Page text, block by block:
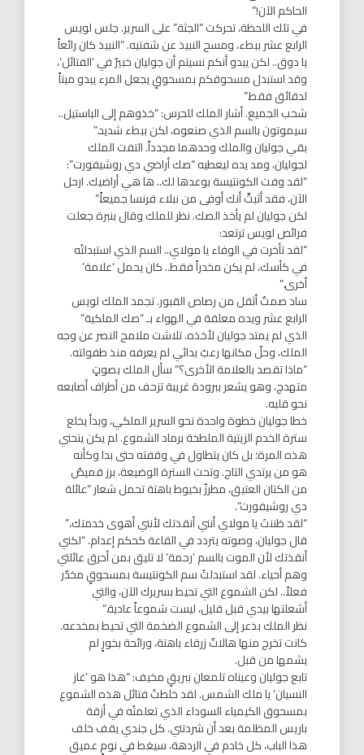
الحاكم الآن!”
في تلك اللحظة، تحركت “الجثة” على السرير. جلس لويس
الرابع عشر ببطء، ومسح النبيذ عن شفتيه. “النبيذ كان رائعاً
يا دوق.. لكن يبدو أنكم نسيتم أن جوليان خبيرٌ في ‘الفتائل’،
وقد استبدل مسحوقكم بمسحوقٍ يجعل المرء يبدو ميتاً
لدقائق فقط.”
شحب الجميع. أشار الملك للحرس: “خذوهم إلى الباستيل..
سيموتون بالسم الذي صنعوه، لكن ببطء شديد.”
بقي جوليان والملك وحدهما مجدداً. التفت الملك
لجوليان، ومد يده ليعطيه “صك أراضي دي روشيفورت”:
“لقد وفت الكونتيسة بوعدها لك.. ها هي أراضيك. ارحل
الآن، فقد أثبتَّ أنك أوفى من نبلاء فرنسا جميعاً.”
لكن جوليان لم يأخذ الصك. نظر للملك وقال بنبرة جعلت
فرائص لويس ترتعد:
“لقد تأخرت في الوفاء يا مولاي.. السم الذي استبدلتُه
في كأسك، لم يكن مخدراً فقط.. كان يحمل ‘علامة’
أخرى.”
ساد صمتٌ أثقل من رصاص القبور. تجمد الملك لويس
الرابع عشر ويده معلقة في الهواء بـ “صك الملكية”
الذي لم يمتد جوليان لأخذه. تلاشت ملامح النصر عن وجه
الملك، وحلّ مكانها رعبٌ بدائي لم يعرفه منذ طفولته.
“ماذا تقصد بالعلامة الأخرى؟” سأل الملك بصوتٍ
متهدج، وهو يشعر ببرودة غريبة تزحف من أطراف أصابعه
نحو قلبه.
خطا جوليان خطوة واحدة نحو السرير الملكي، وبدأ يخلع
سترة الخدم الزيتية الملطخة برماد الشموع. لم يكن ينحني
هذه المرة؛ بل كان يتطاول في وقفته حتى بدا وكأنه
هو من يرتدي التاج. وتحت السترة الوضيعة، برز قميصٌ
من الكتان العتيق، مطرزٌ بخيوط باهتة تحمل شعار “عائلة
دي روشيفورت”.
“لقد ظننتَ يا مولاي أنني أنقذتك لأنني أهوى خدمتك،”
قال جوليان، وصوته يتردد في القاعة كحكم إعدام. “لكني
أنقذتك لأن الموت بالسم ‘رحمة’ لا تليق بمن أحرق عائلتي
وهم أحياء. لقد استبدلتُ سم الكونتيسة بمسحوقٍ مخدّر
فعلاً.. لكن الشموع التي تحيط بسريرك الآن، والتي
أشعلتها بيدي قبل قليل، ليست شموعاً عادية.”
نظر الملك بذعر إلى الشموع الضخمة التي تحيط بمخدعه.
كانت تخرج منها هالاتٌ زرقاء باهتة، ورائحة بخورٍ لم
يشمها من قبل.
تابع جوليان وعيناه تلمعان ببريقٍ مخيف: “هذا هو ‘غاز
النسيان’ يا ملك الشمس. لقد خلطتُ فتائل هذه الشموع
بمسحوق الكيمياء السوداء الذي تعلمتُه في أزقة
باريس المظلمة بعد أن شردتني. كل جندي يقف خلف
هذا الباب، كل خادم في الردهة، سيغط في نومٍ عميق